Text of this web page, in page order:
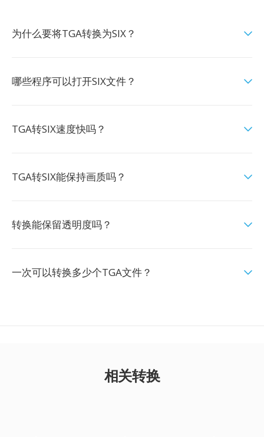
为什么要将TGA转换为SIX？
哪些程序可以打开SIX文件？
TGA转SIX速度快吗？
TGA转SIX能保持画质吗？
转换能保留透明度吗？
一次可以转换多少个TGA文件？
相关转换